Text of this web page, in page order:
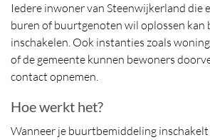
Iedere inwoner van Steenwijkerland die
buren of buurtgenoten wil oplossen
inschakelen. Ook instanties zoals
of de gemeente kunnen bewoners
contact opnemen.
Hoe werkt het?
Wanneer je buurtbemiddeling